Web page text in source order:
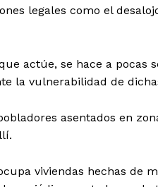
legales como el
actúe, se hace a pocas
la vulnerabilidad de
asentados en
viviendas hechas de